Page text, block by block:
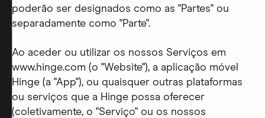
poderão ser designados como as "Partes" ou
separadamente como "Parte".
Ao aceder ou utilizar os nossos Serviços em
www.hinge.com (o "Website"), a aplicação móvel
Hinge (a "App"), ou quaisquer outras plataformas
ou serviços que a Hinge possa oferecer
(coletivamente, o "Serviço" ou os nossos